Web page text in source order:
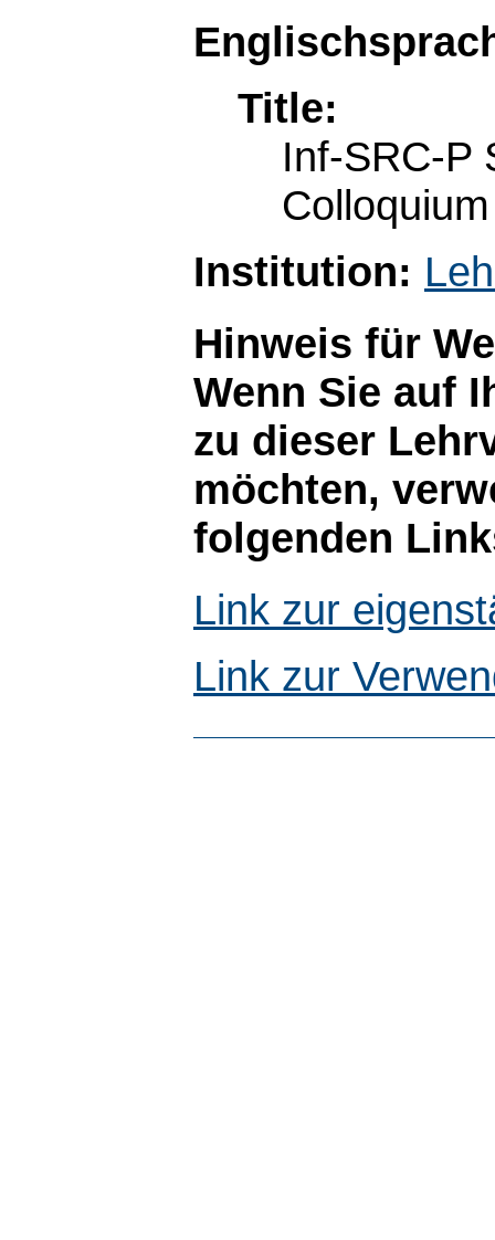
Title:
Inf-SRC-P
Colloquium
Institution:
Hinweis für
Wenn Sie auf
zu dieser
möchten,
folgenden
Link zur
Link zur